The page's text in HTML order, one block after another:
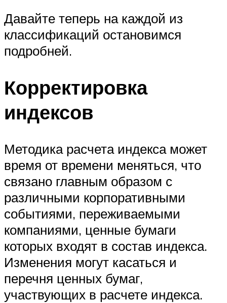
Давайте теперь на каждой из
классификаций остановимся
подробней.
Корректировка
индексов
Методика расчета индекса может
время от времени меняться, что
связано главным образом с
различными корпоративными
событиями, переживаемыми
компаниями, ценные бумаги
которых входят в состав индекса.
Изменения могут касаться и
перечня ценных бумаг,
участвующих в расчете индекса.